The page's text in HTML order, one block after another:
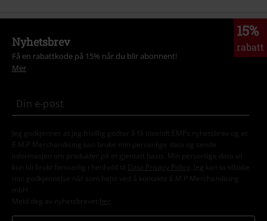
15%
rabatt
Nyhetsbrev
Få en rabattkode på 15% når du blir abonnent!
Mer
Jeg godkjenner at jeg frivillig godtar å få tilsendt EMPs nyhetsbrev og at
E.M.P Merchandising kan bruke min personlige data og sende
informasjon om produkter på et gjentatt basis. Min personlige data vil
kun bli brukt forsvarlig i henhold til
Data Privacy Policy
. Jeg kan ta tilbake
min godkjennelse når som helst ved å kontakte E.M.P Merchandising
mbH
Meld deg av nyhetsbrevet her